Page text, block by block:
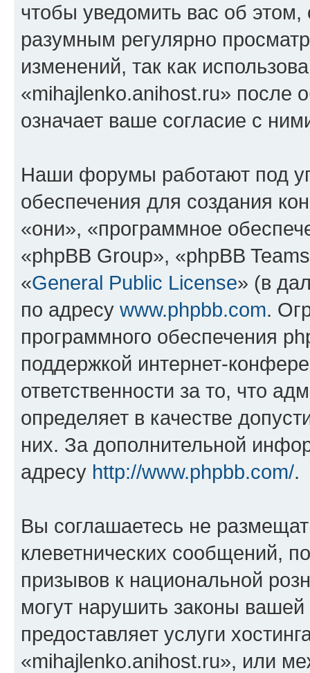
чтобы уведомить вас об
разумным регулярно
изменений, так как
«mihajlenko.anihost.ru» после
означает ваше согласие с
Наши форумы работают под
обеспечения для создания
«они», «программное
«phpBB Group», «phpBB
«General Public License» (в
по адресу www.phpbb.com.
программного обеспечения
поддержкой интернет-
ответственности за то, что
определяет в качестве
них. За дополнительной
адресу http://www.phpbb.com/.
Вы соглашаетесь не
клеветнических сообщений,
призывов к национальной
могут нарушить законы
предоставляет услуги
«mihajlenko.anihost.ru», или